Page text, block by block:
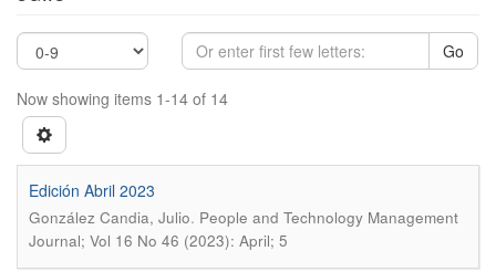
Go
Now showing items 1-14 of 14
Edición Abril 2023
González Candia, Julio. People and Technology Management
Journal; Vol 16 No 46 (2023): April; 5